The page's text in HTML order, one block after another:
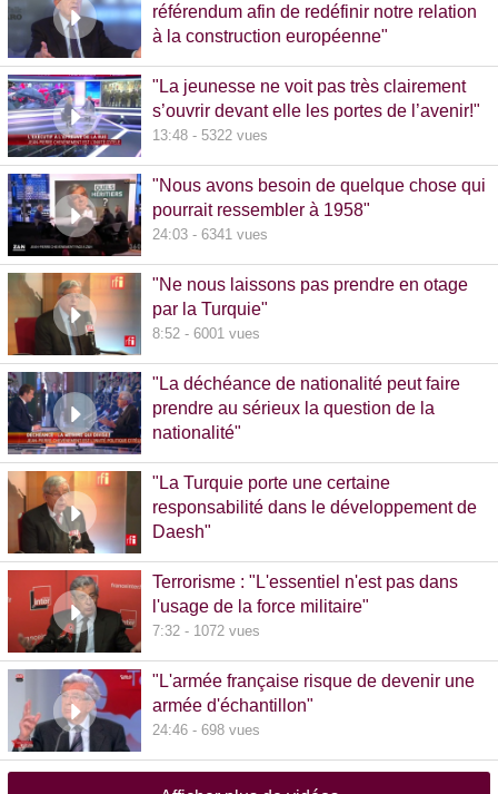
référendum afin de redéfinir notre relation
à la construction européenne"
"La jeunesse ne voit pas très clairement
s’ouvrir devant elle les portes de l’avenir!"
13:48 - 5322 vues
"Nous avons besoin de quelque chose qui
pourrait ressembler à 1958"
24:03 - 6341 vues
"Ne nous laissons pas prendre en otage
par la Turquie"
8:52 - 6001 vues
"La déchéance de nationalité peut faire
prendre au sérieux la question de la
nationalité"
"La Turquie porte une certaine
responsabilité dans le développement de
Daesh"
Terrorisme : "L'essentiel n'est pas dans
l'usage de la force militaire"
7:32 - 1072 vues
"L'armée française risque de devenir une
armée d'échantillon"
24:46 - 698 vues